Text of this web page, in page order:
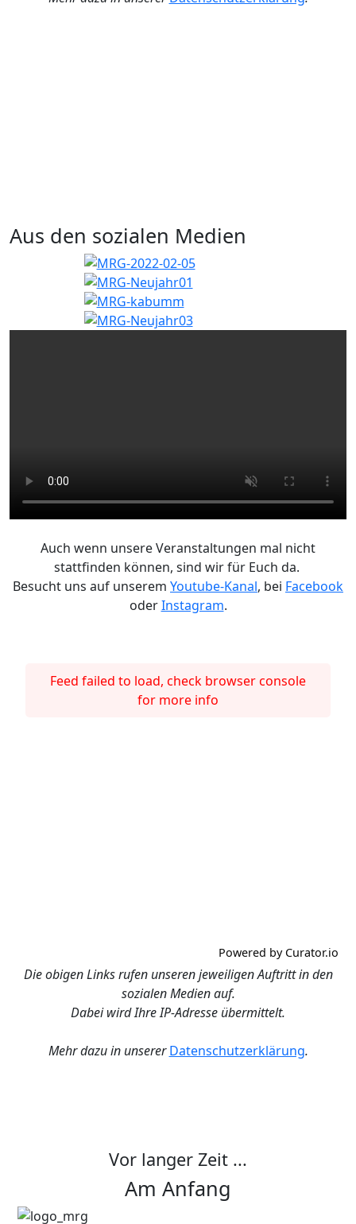
Aus den sozialen Medien
Auch wenn unsere Veranstaltungen mal nicht
stattfinden können, sind wir für Euch da.
Besucht uns auf unserem Youtube-Kanal, bei Facebook
oderInstagram.
Feed failed to load, check browser console
for more info
Powered by Curator.io
Die obigen Links rufen unseren jeweiligen Auftritt in den
sozialen Medien auf.
Dabei wird Ihre IP-Adresse übermittelt.
Mehr dazu in unserer Datenschutzerklärung.
Vor langer Zeit ...
Am Anfang